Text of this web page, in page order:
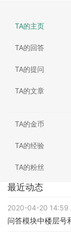
TA的主页
TA的回答
TA的提问
TA的文章
TA的金币
TA的经验
TA的粉丝
最近动态
2020-04-20 14:59
问答模块中楼层号